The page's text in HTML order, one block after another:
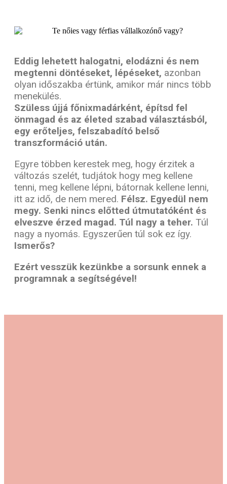
Eddig lehetett halogatni, elodázni és nem
megtenni döntéseket, lépéseket, azonban
olyan időszakba értünk, amikor már nincs több
menekülés.
Szüless újjá főnixmadárként, építsd fel
önmagad és az életed szabad választásból,
egy erőteljes, felszabadító belső
transzformáció után.
Egyre többen kerestek meg, hogy érzitek a
változás szelét, tudjátok hogy meg kellene
tenni, meg kellene lépni, bátornak kellene lenni,
itt az idő, de nem mered. Félsz. Egyedül nem
megy. Senki nincs előtted útmutatóként és
elveszve érzed magad. Túl nagy a teher. Túl
nagy a nyomás. Egyszerűen túl sok ez így.
Ismerős?
Ezért vesszük kezünkbe a sorsunk ennek a
programnak a segítségével!